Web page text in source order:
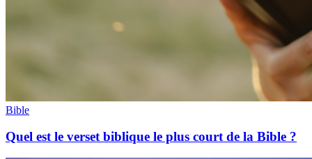
Bible
Quel est le verset biblique le plus court de la Bible ?